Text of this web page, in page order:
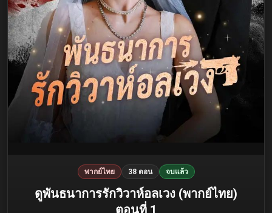
พากย์ไทย 38 ตอน จบแล้ว
ดูพันธนาการรักวิวาห์อลเวง (พากย์ไทย)